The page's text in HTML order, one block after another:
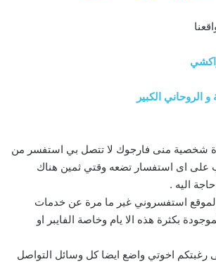
الروحاني الكبير
شخصية منى فارجوك لا تتصل بي استفسر من
على اى استفسار تضعه وقتي ثمين هناك
اليه .
الموقع استفسروني غير ما مرة عن خدمات
بكثرة هذه الا يام وخاصة الفايبر او
رغبتكم اخوتي واضع ايضا كل وسائل التواصل